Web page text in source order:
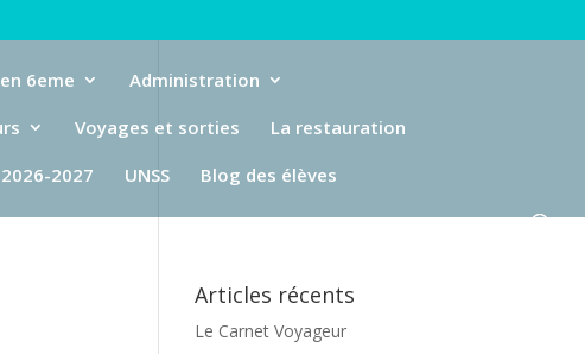
6eme
Administration
Voyages et sorties
La restauration
2027 UNSS Blog des élèves
Articles récents
Le Carnet Voyageur